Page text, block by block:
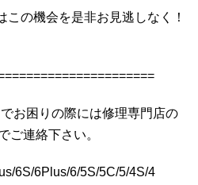
この機会を是非お見逃しなく！
お困りの際には修理専門店の
ご連絡下さい。
6S/6Plus/6/5S/5C/5/4S/4